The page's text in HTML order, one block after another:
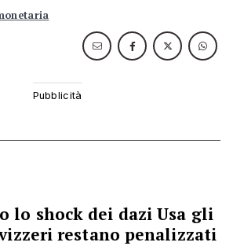
lo shock dei dazi Usa gli
restano penalizzati